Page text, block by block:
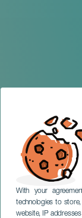
With your
technologies to
website, IP